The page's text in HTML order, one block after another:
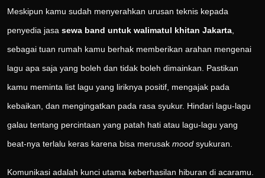
Meskipun kamu sudah menyerahkan urusan teknis kepada
penyedia jasa sewa band untuk walimatul khitan Jakarta
sebagai tuan rumah kamu berhak memberikan arahan mengenai
lagu apa saja yang boleh dan tidak boleh dimainkan. Pastikan
kamu meminta list lagu yang liriknya positif, mengajak pada
kebaikan, dan mengingatkan pada rasa syukur. Hindari lagu-lagu
galau tentang percintaan yang patah hati atau lagu-lagu yang
beat-nya terlalu keras karena bisa merusak mood syukuran.
Komunikasi adalah kunci utama keberhasilan hiburan di acaramu.